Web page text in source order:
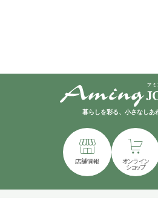
暮らしを彩る、小さなしあ
店舗情報 オンライン
ショップ